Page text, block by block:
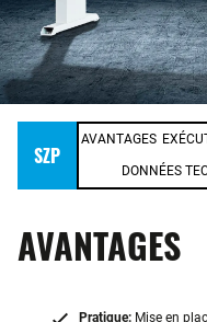
SZP
AVANTAGES
DONNÉES
AVANTAGES
Pratique: Mise en